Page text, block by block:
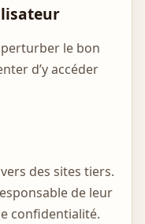
perturber le bon
d’y accéder
des sites tiers.
de leur
confidentialité.